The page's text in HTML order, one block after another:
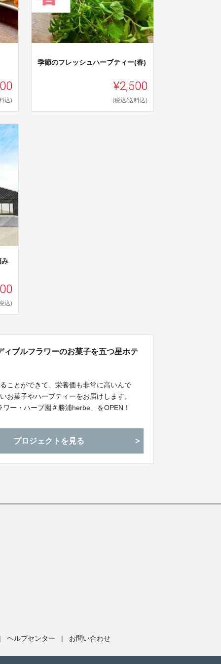
込)
季節のフレッシュハーブティー(春)
¥2,500
(税込/送料込)
込)
ブルフラワーのお菓子を五つ星ホテ
ことができて、栄養価も非常に高いんで
お菓子やハーブティーをお届けします。
ー・ハーブ園＃勝浦herbe」をOPEN！
プロジェクトを見る
ヘルプセンター | お問い合わせ